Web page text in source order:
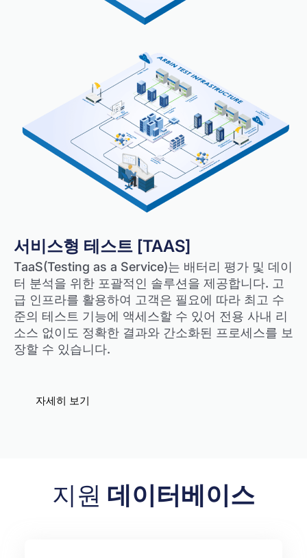
서비스형 테스트 [TAAS]
TaaS(Testing as a Service)는 배터리 평가 및 데이
터 분석을 위한 포괄적인 솔루션을 제공합니다. 고
급 인프라를 활용하여 고객은 필요에 따라 최고 수
준의 테스트 기능에 액세스할 수 있어 전용 사내 리
소스 없이도 정확한 결과와 간소화된 프로세스를 보
장할 수 있습니다.
자세히 보기
지원 데이터베이스